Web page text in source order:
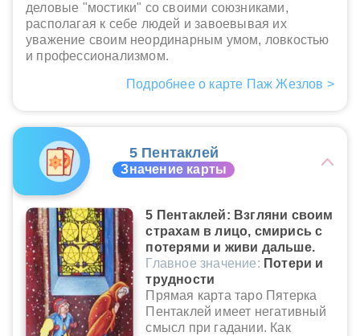
деловые "мостики" со своими союзниками,
располагая к себе людей и завоевывая их
уважение своим неординарным умом, ловкостью
и профессионализмом.
Подробнее о карте Паж Жезлов >
5 Пентаклей
Значение карты
5 Пентаклей: Взгляни своим
страхам в лицо, смирись с
потерями и живи дальше.
Главное значение: Потери и
трудности
Прямая карта таро Пятерка
Пентаклей имеет негативный
смысл при гадании. Как